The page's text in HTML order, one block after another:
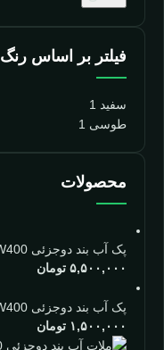
فیلتر بر اساس رنگ
سفید 1
طوسی 1
محصولات
پک آب بند دوجزئی SW400 شورلول (15 کیلوگرم) خاکستری
۵,۵۰۰,۰۰۰ تومان
پک آب بند دوجزئی SW400 شورلول (3 کیلوگرم) خاکستری
۱,۵۰۰,۰۰۰ تومان